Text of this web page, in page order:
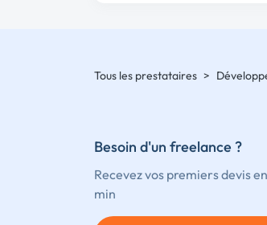
Tous les prestataires >
Besoin d'un freelance ?
Recevez vos premiers devis
min